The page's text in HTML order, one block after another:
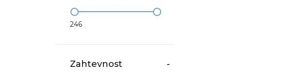
246
Zahtevnost -